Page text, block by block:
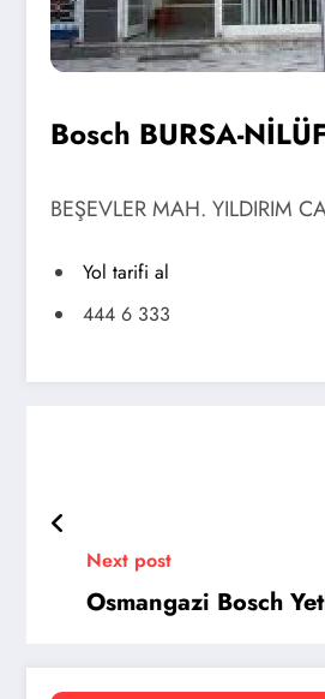
Bosch BURSA-
BEŞEVLER MAH. YILDIRIM
Yol tarifi al
444 6 333
Next post
Osmangazi Bosch